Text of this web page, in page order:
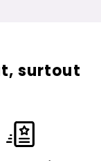
surtout